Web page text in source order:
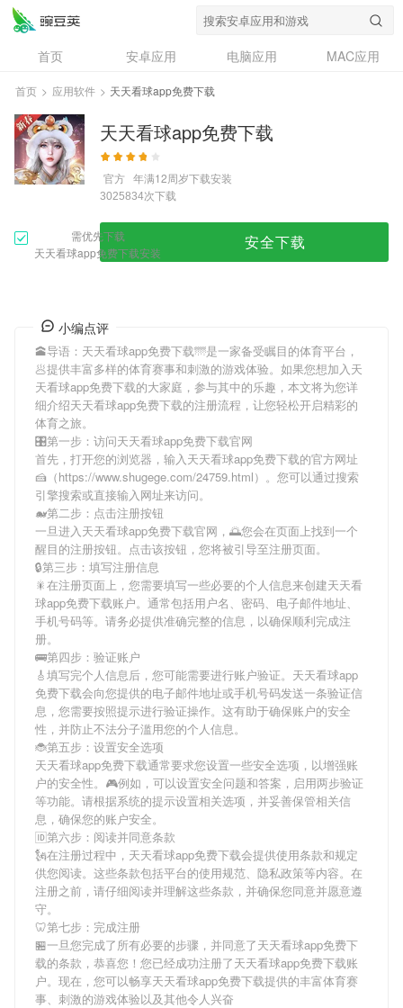
首页 安卓应用 电脑应用
MAC应用
资讯
专题
问答
首页 > 应用软件 > 天天看球app免费下载
天天看球app免费下载
官方 年满12周岁下载安装
3025834次下载
需优先下载
天天看球app免费下载安装
安全下载
小编点评
🕋导语： 天天看球app免费下载🌁是一家备受瞩目的体育平台，
🥟提供丰富多样的体育赛事和刺激的游戏体验。如果您想加入天
天看球app免费下载的大家庭，参与其中的乐趣，本文将为您详
细介绍天天看球app免费下载的注册流程，让您轻松开启精彩的
体育之旅。
🎛第一步：访问天天看球app免费下载官网
首先，打开您的浏览器，输入天天看球app免费下载的官方网址
🍰（https://www.shugege.com/24759.html）。您可以通过搜索
引擎搜索或直接输入网址来访问。
🐋第二步：点击注册按钮
一旦进入天天看球app免费下载官网，🌅您会在页面上找到一个
醒目的注册按钮。点击该按钮，您将被引导至注册页面。
🔒第三步：填写注册信息
🎇在注册页面上，您需要填写一些必要的个人信息来创建天天看
球app免费下载账户。通常包括用户名、密码、电子邮件地址、
手机号码等。请务必提供准确完整的信息，以确保顺利完成注
册。
🚌第四步：验证账户
🎸填写完个人信息后，您可能需要进行账户验证。 天天看球app
免费下载会向您提供的电子邮件地址或手机号码发送一条验证信
息，您需要按照提示进行验证操作。这有助于确保账户的安全
性，并防止不法分子滥用您的个人信息。
🐞第五步：设置安全选项
天天看球app免费下载通常要求您设置一些安全选项，以增强账
户的安全性。🎮例如，可以设置安全问题和答案，启用两步验证
等功能。请根据系统的提示设置相关选项，并妥善保管相关信
息，确保您的账户安全。
🆔第六步：阅读并同意条款
🗽在注册过程中， 天天看球app免费下载会提供使用条款和规定
供您阅读。这些条款包括平台的使用规范、隐私政策等内容。在
注册之前，请仔细阅读并理解这些条款，并确保您同意并愿意遵
守。
🦷第七步：完成注册
🏪一旦您完成了所有必要的步骤，并同意了天天看球app免费下
载的条款，恭喜您！您已经成功注册了天天看球app免费下载账
户。现在，您可以畅享天天看球app免费下载提供的丰富体育赛
事、刺激的游戏体验以及其他令人兴奋